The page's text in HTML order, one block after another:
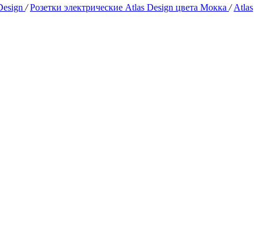
/ Розетки электрические Atlas Design цвета Мокка / Atlas